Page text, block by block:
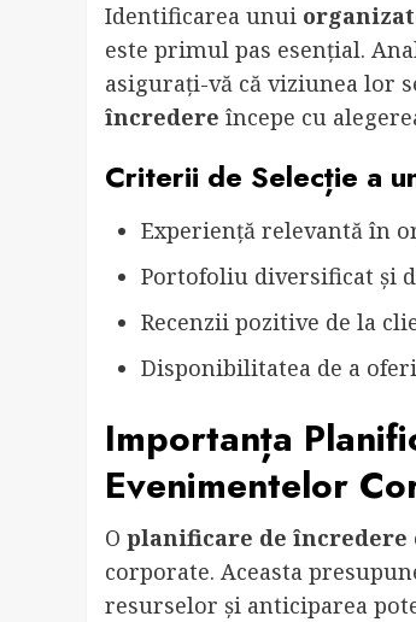
Identificarea unui
este primul pas esențial.
asigurați-vă că viziunea lor
încredere începe cu
Criterii de Selecție a
Experiență relevantă în
Portofoliu diversificat și
Recenzii pozitive de la
Disponibilitatea de a
Importanța
Evenimentelor
O planificare de încredere
corporate. Aceasta
resurselor și anticiparea